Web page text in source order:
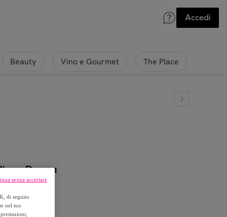
Accedi
Beauty Vino e Gourmet The Place
- Donna
di seguito
nel tuo
senza accettare